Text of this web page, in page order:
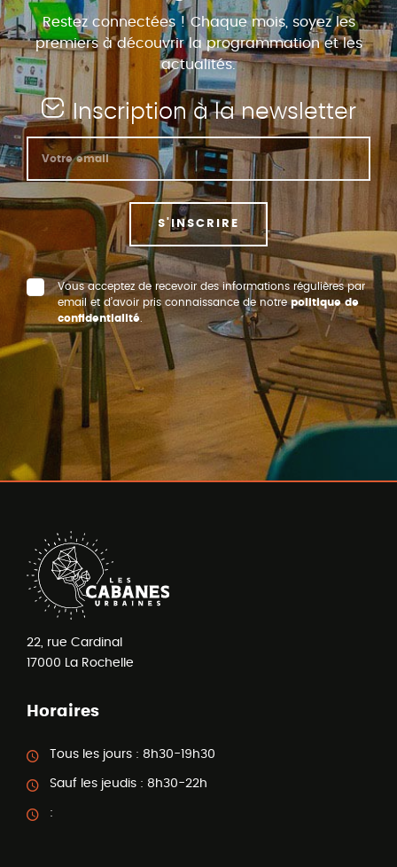
Restez connectées ! Chaque mois, soyez les
premiers à découvrir la programmation et les
actualités.
Inscription à la newsletter
S'INSCRIRE
Vous acceptez de recevoir des informations régulières par
email et d’avoir pris connaissance de notrepolitique de
confidentialité
22, rue Cardinal
17000 La Rochelle
Horaires
Tous les jours : 8h30-19h30
Sauf les jeudis : 8h30-22h
: